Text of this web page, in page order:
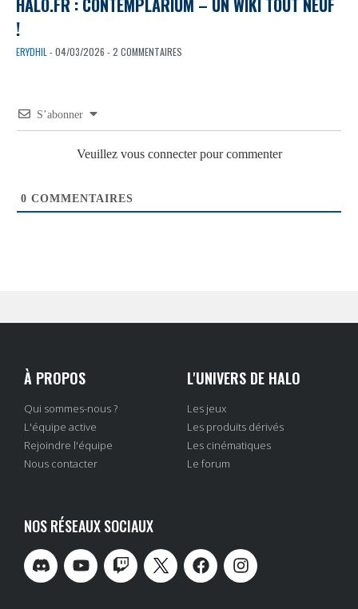
!
ERYDHIL - 04/03/2026 - 2 COMMENTAIRES
S’abonner
Veuillez vous connecter pour commenter
0 COMMENTAIRES
À PROPOS
Qui sommes-nous ?
L'équipe active
Rejoindre l'équipe
Nous contacter
L'UNIVERS DE HALO
Les jeux
Les produits dérivés
Les cinématiques
Le forum
NOS RÉSEAUX SOCIAUX